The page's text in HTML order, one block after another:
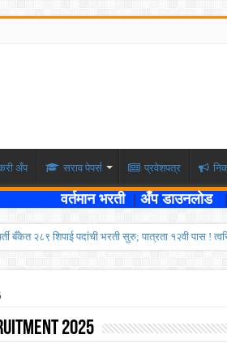
अँप सराव पेपर्स प्रवेशपत्र
वर्तमान भरती | अँप डाउनलोड
बँकेत २८९ शिपाई पदांची भरती सुरु; पात्रता १२वी पास !
2025